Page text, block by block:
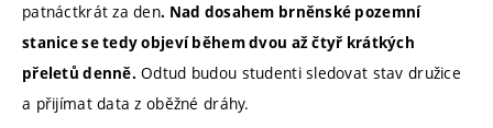
patnáctkrát za den. Nad dosahem brněnské pozemní
stanice se tedy objeví během dvou až čtyř krátkých
přeletů denně. Odtud budou studenti sledovat stav družice
a přijímat data z oběžné dráhy.